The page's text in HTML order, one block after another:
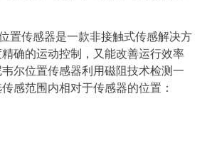
置传感器是一款非接触式传感解决方
确的运动控制，又能改善运行效率
尔位置传感器利用磁阻技术检测一
感范围内相对于传感器的位置：